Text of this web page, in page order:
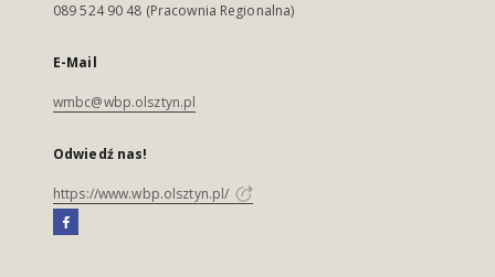
089 524 90 48 (Pracownia Regionalna)
E-Mail
wmbc@wbp.olsztyn.pl
Odwiedź nas!
https://www.wbp.olsztyn.pl/